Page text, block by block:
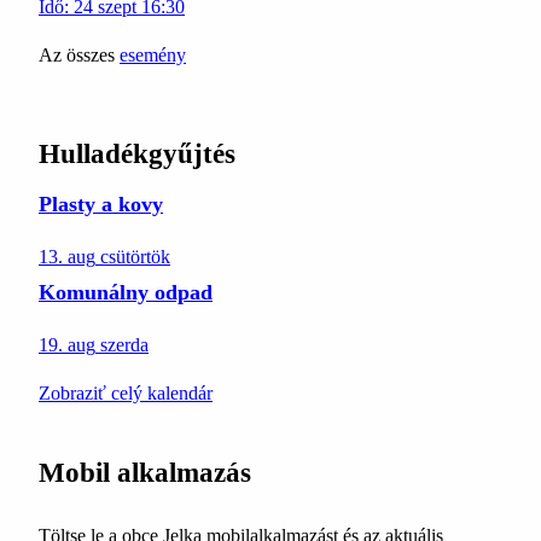
Idő: 24 szept 16:30
Az összes esemény
Hulladékgyűjtés
Plasty a kovy
13. aug csütörtök
Komunálny odpad
19. aug szerda
Zobraziť celý kalendár
Mobil alkalmazás
Töltse le a obce Jelka mobilalkalmazást és az aktuális